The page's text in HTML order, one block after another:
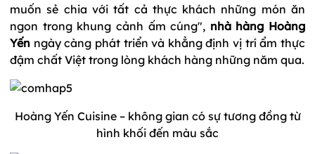
muốn sẻ chia với tất cả thực khách những món ăn
ngon trong khung cảnh ấm cúng", nhà hàng Hoàng
Yến ngày càng phát triển và khẳng định vị trí ẩm thực
đậm chất Việt trong lòng khách hàng những năm qua.
Hoàng Yến Cuisine – không gian có sự tương đồng từ
hình khối đến màu sắc